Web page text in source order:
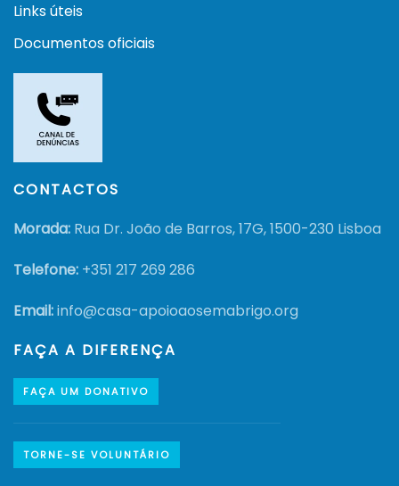
Links úteis
Documentos oficiais
CONTACTOS
Morada: Rua Dr. João de Barros, 17G, 1500-230 Lisboa
Telefone: +351 217 269 286
Email:info@casa-apoioaosemabrigo.org
FAÇA A DIFERENÇA
FAÇA UM DONATIVO
TORNE-SE VOLUNTÁRIO